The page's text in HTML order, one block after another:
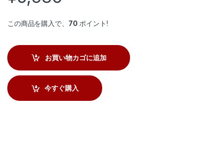
この商品を購入で、 70 ポイント!
お買い物カゴに追加
今すぐ購入